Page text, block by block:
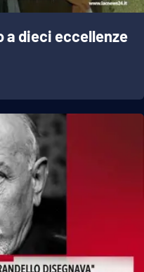
a dieci eccellenze